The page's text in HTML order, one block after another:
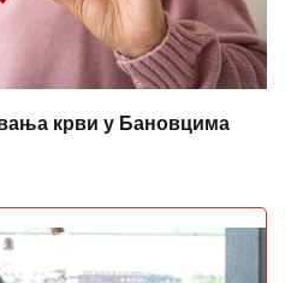
крви у Бановцима